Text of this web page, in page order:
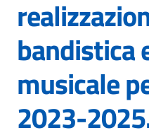
bandistica
musicale
2023-